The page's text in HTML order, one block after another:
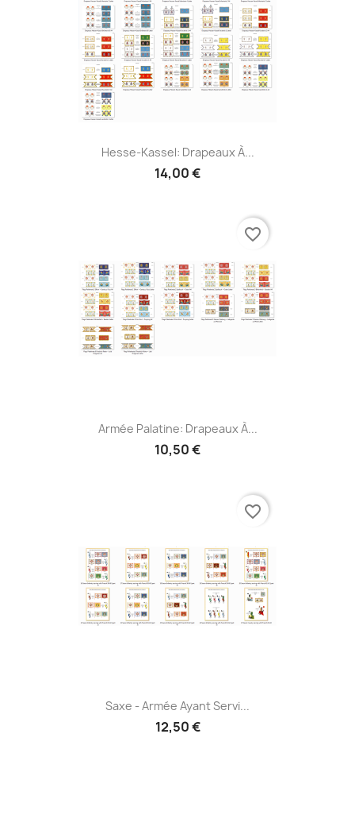
Hesse-Kassel: Drapeaux À...
14,00 €
Armée Palatine: Drapeaux À...
10,50 €
favorite_border
Saxe - Armée Ayant Servi...
12,50 €
favorite_border